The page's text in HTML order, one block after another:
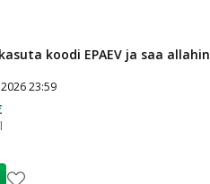
koodi EPAEV ja saa
23:59